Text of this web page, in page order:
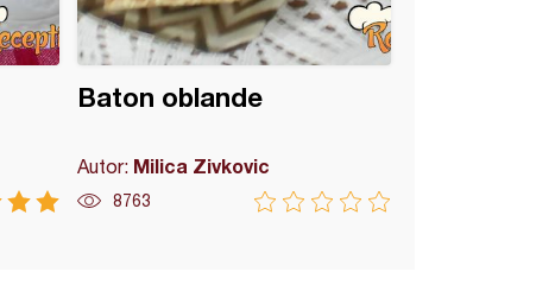
Baton oblande
Autor: Milica Zivkovic
8763